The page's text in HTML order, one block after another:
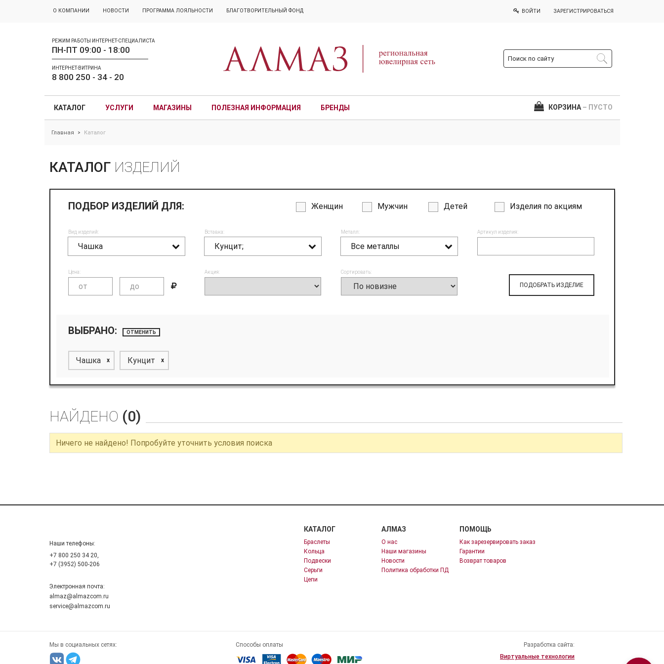
О КОМПАНИИ НОВОСТИ ПРОГРАММА ЛОЯЛЬНОСТИ БЛАГОТВОРИТЕЛЬНЫЙ ФОНД
РЕЖИМ РАБОТЫ ИНТЕРНЕТ-СПЕЦИАЛИСТА
ПН-ПТ 09:00 - 18:00
ИНТЕРНЕТ-ВИТРИНА
8 800 250 - 34 - 20
ВОЙТИ ЗАРЕГИСТРИРОВАТЬСЯ
КАТАЛОГ УСЛУГИ МАГАЗИНЫ ПОЛЕЗНАЯ ИНФОРМАЦИЯ БРЕНДЫ КОРЗИНА – ПУСТО
Главная > Каталог
КАТАЛОГ ИЗДЕЛИЙ
ПОДБОР ИЗДЕЛИЙ ДЛЯ: Женщин Мужчин Детей Изделия по акциям
Вид изделий:
Чашка
Вставка:
Кунцит;
Металл:
Все металлы
Артикул изделия:
Цена: Акция: Сортировать:
ПОДОБРАТЬ ИЗДЕЛИЕ
ВЫБРАНО: ОТМЕНИТЬ
Чашка x Кунцит x
НАЙДЕНО (0)
Ничего не найдено! Попробуйте уточнить условия поиска
Наши телефоны:
+7 800 250 34 20,
+7 (3952) 500-206
Электронная почта:
almaz@almazcom.ru
service@almazcom.ru
КАТАЛОГ
Браслеты
Кольца
Подвески
Серьги
Цепи
АЛМАЗ
О нас
Наши магазины
Новости
Политика обработки ПД
ПОМОЩЬ
Как зарезервировать заказ
Гарантии
Возврат товаров
Мы в социальных сетях: Способы оплаты
Разработка сайта:
Виртуальные технологии